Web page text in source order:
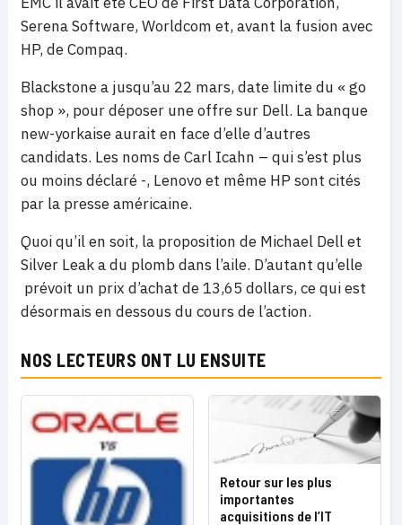
Serena Software, Worldcom et, avant la fusion avec
HP, de Compaq.
Blackstone a jusqu’au 22 mars, date limite du « go
shop », pour déposer une offre sur Dell. La banque
new-yorkaise aurait en face d’elle d’autres
candidats. Les noms de Carl Icahn – qui s’est plus
ou moins déclaré -, Lenovo et même HP sont cités
par la presse américaine.
Quoi qu’il en soit, la proposition de Michael Dell et
Silver Leak a du plomb dans l’aile. D’autant qu’elle
prévoit un prix d’achat de 13,65 dollars, ce qui est
désormais en dessous du cours de l’action.
NOS LECTEURS ONT LU ENSUITE
Retour sur les plus
importantes
acquisitions de l’IT